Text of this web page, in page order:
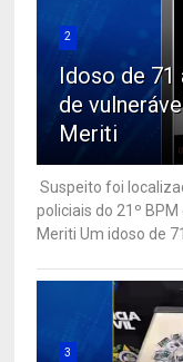
2
Idoso de
de
Meriti
Suspeito foi
policiais do 21º
Meriti Um idoso de
3